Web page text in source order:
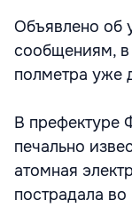
Объявлено об
сообщениям, в
полметра уже
В префектуре
печально
атомная
пострадала